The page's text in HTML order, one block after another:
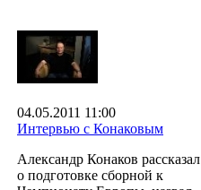
04.05.2011 11:00
Интервью с Конаковым
Александр Конаков рассказал
о подготовке сборной к